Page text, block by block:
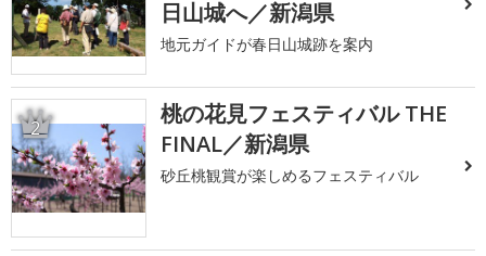
日山城へ／新潟県
地元ガイドが春日山城跡を案内
2
桃の花見フェスティバル THE
FINAL／新潟県
砂丘桃観賞が楽しめるフェスティバル